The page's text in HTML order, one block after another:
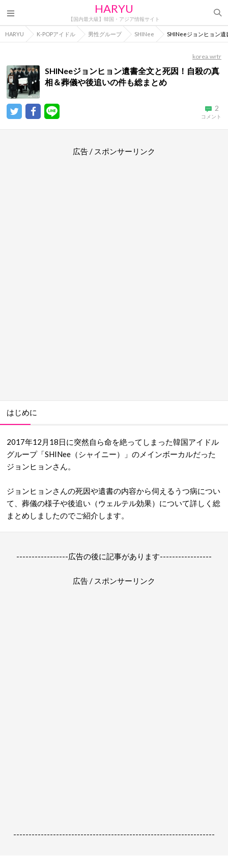
HARYU
【国内最大級】韓国・アジア情報サイト
HARYU K-POPアイドル 男性グループ SHINee SHINeeジョンヒョン
korea.wrtr
SHINeeジョンヒョン遺書全文と死因！自殺の真
相＆葬儀や後追いの件も総まとめ
2
コメント
広告 / スポンサーリンク
はじめに
2017年12月18日に突然自ら命を絶ってしまった韓国アイドル
グループ「SHINee（シャイニー）」のメインボーカルだった
ジョンヒョンさん。
ジョンヒョンさんの死因や遺書の内容から伺えるうつ病につい
て、葬儀の様子や後追い（ウェルテル効果）について詳しく総
まとめしましたのでご紹介します。
-----------------広告の後に記事があります-----------------
広告 / スポンサーリンク
------------------------------------------------------------------